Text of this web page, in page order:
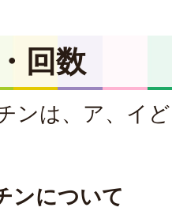
回数
ンは、ア、イ
ンについて